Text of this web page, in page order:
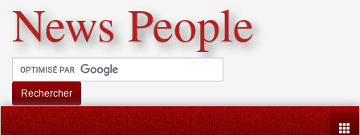
News People
Rechercher